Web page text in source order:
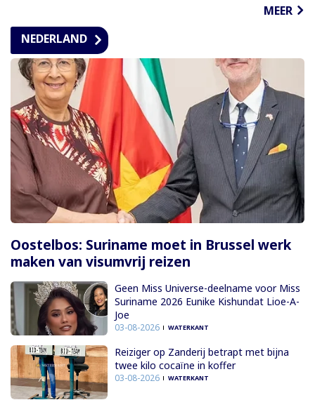
MEER
NEDERLAND
Oostelbos: Suriname moet in Brussel werk
maken van visumvrij reizen
Geen Miss Universe-deelname voor Miss
Suriname 2026 Eunike Kishundat Lioe-A-
Joe
03-08-2026 WATERKANT
Reiziger op Zanderij betrapt met bijna
twee kilo cocaïne in koffer
03-08-2026 WATERKANT